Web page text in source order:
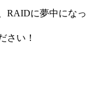
RAIDに夢中になっ
さい！